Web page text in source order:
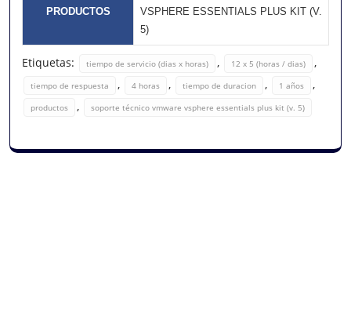
PRODUCTOS
VSPHERE ESSENTIALS PLUS KIT (V.
5)
Etiquetas: tiempo de servicio (dias x horas) , 12 x 5 (horas / dias) ,
tiempo de respuesta , 4 horas , tiempo de duracion , 1 años ,
productos , soporte técnico vmware vsphere essentials plus kit (v. 5)